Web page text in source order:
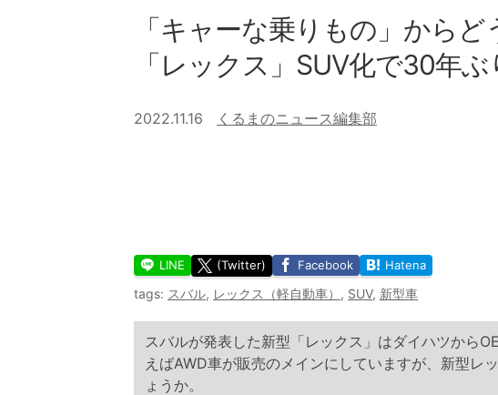
「キャーな乗りもの」から
「レックス」SUV化で30年
2022.11.16 くるまのニュース編集部
LINE (Twitter) Facebook Hatena
tags: スバル, レックス（軽自動車） , SUV, 新型車
スバルが発表した新型「レックス」はダイハツから
えばAWD車が販売のメインにしていますが、新型レ
ょうか。